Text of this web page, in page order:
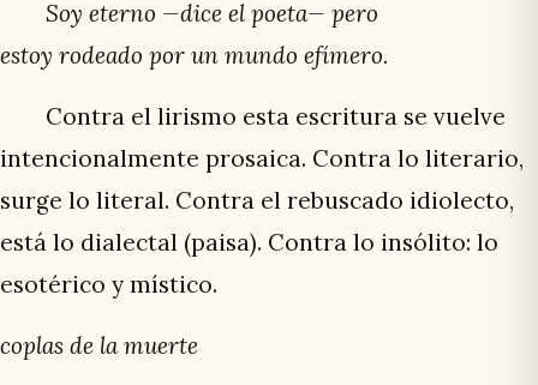
Soy eterno —dice el poeta— pero
estoy rodeado por un mundo efímero.
Contra el lirismo esta escritura se vuelve
intencionalmente prosaica. Contra lo literario,
surge lo literal. Contra el rebuscado idiolecto,
está lo dialectal (paisa). Contra lo insólito: lo
esotérico y místico.
coplas de la muerte